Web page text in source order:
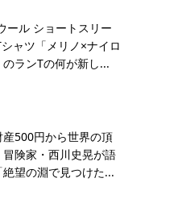
ール ショートスリー
ャツ「メリノ×ナイロ
のランTの何が新し...
産500円から世界の頂
冒険家・西川史晃が語
絶望の淵で見つけた...